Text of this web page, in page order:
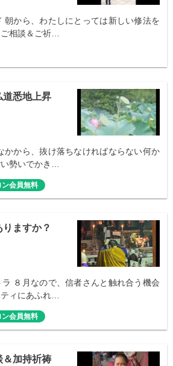
朝から、わたしにとっては新しい修法を
相談＆ご祈…
道悉地上昇
かから、抜け落ちなければならない何か
勢いでかき…
ン会員無料
ますか？
８月なので、信者さんと触れ合う機会
ィにあふれ…
ン会員無料
＆加持祈祷